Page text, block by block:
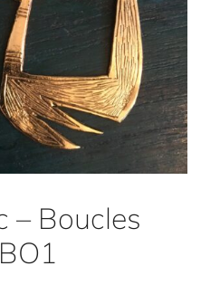
– Boucles